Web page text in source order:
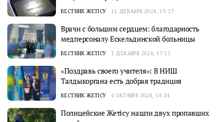
ВЕСТНИК ЖЕТІСУ 11 ДЕКАБРЯ 2024, 19:27
Врачи с большим сердцем: благодарность
медперсоналу Ескельдинской больницы
ВЕСТНИК ЖЕТІСУ 1 ДЕКАБРЯ 2024, 17:15
«Поздравь своего учителя»: В НИШ
Талдыкоргана есть добрая традиция
ВЕСТНИК ЖЕТІСУ 4 ОКТЯБРЯ 2024, 14:34
Полицейские Жетісу нашли двух пропавших